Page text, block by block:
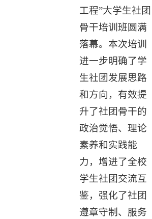
工程”大学生社团
骨干培训班圆满
落幕。本次培训
进一步明确了学
生社团发展思路
和方向，有效提
升了社团骨干的
政治觉悟、理论
素养和实践能
力，增进了全校
学生社团交流互
鉴，强化了社团
遵章守制、服务